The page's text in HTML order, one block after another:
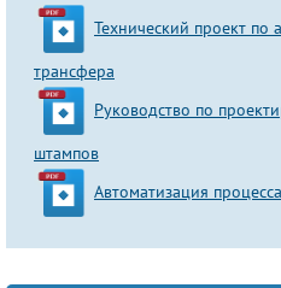
Технический проект по
трансфера
Руководство по
штампов
Автоматизация